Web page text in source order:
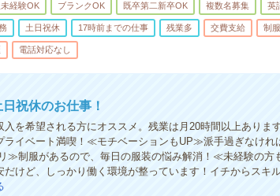
経験OK ブランクOK 既卒第二新卒OK 複数名募集 英
土日祝休 17時前までの仕事 残業多 交費支給 制服
電話対応なし
祝休のお仕事！
を希望される方にオススメ。残業は月20時間以上あり
ライベート満喫！≪モチベーションもUP≫派手過ぎなけれ
≫制服があるので、毎日の服装の悩み解消！≪未経験の方
だけど、しっかり働く環境が整っています！イチからスキ